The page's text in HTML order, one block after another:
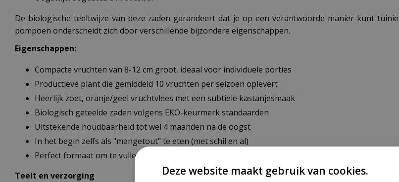
De biologische teeltwijze van deze zaden garandeert dat je op een verantwoorde manier kunt
pompoen onderscheidt zich door verschillende bijzondere eigenschappen.
Eigenschappen:
Compacte vruchten van 8-12 cm groot, ideaal voor individuele porties
Productieve plant die gemiddeld 10 vruchten per seizoen oplevert
Heerlijk zoet, oranje/geel vruchtvlees met een subtiele kastanjesmaak
Biologisch geteelde zaden volgens EKO-keurmerk standaarden
Uitstekende houdbaarheid tot wel 4 maanden na de oogst
In het begin zelfs als "mangetout" te eten (met schil en al)
Perfect formaat om te vullen met diverse ingrediënten
Teelt en verzorging
Deze website maakt gebruik van cookies.